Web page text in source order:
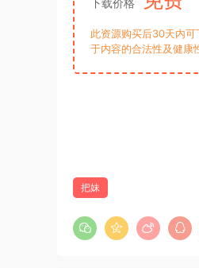
下载价格
此资源购买后30天内
于内容的合法性及健康
把妹